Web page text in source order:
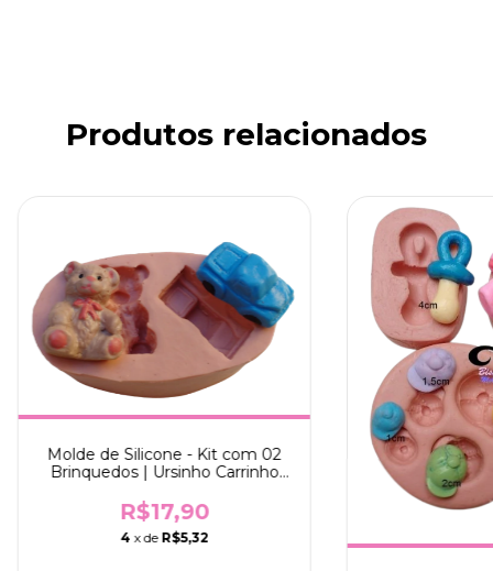
Produtos relacionados
Molde de Silicone - Kit com 02
Brinquedos | Ursinho Carrinho
R$17,90
4 x de R$5,32